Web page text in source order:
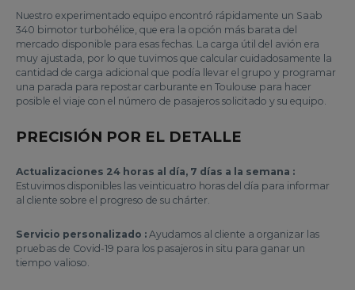
Nuestro experimentado equipo encontró rápidamente un Saab
340 bimotor turbohélice, que era la opción más barata del
mercado disponible para esas fechas. La carga útil del avión era
muy ajustada, por lo que tuvimos que calcular cuidadosamente la
cantidad de carga adicional que podía llevar el grupo y programar
una parada para repostar carburante en Toulouse para hacer
posible el viaje con el número de pasajeros solicitado y su equipo.
PRECISIÓN POR EL DETALLE
Actualizaciones 24 horas al día, 7 días a la semana :
Estuvimos disponibles las veinticuatro horas del día para informar
al cliente sobre el progreso de su chárter.
Servicio personalizado : Ayudamos al cliente a organizar las
pruebas de Covid-19 para los pasajeros in situ para ganar un
tiempo valioso.